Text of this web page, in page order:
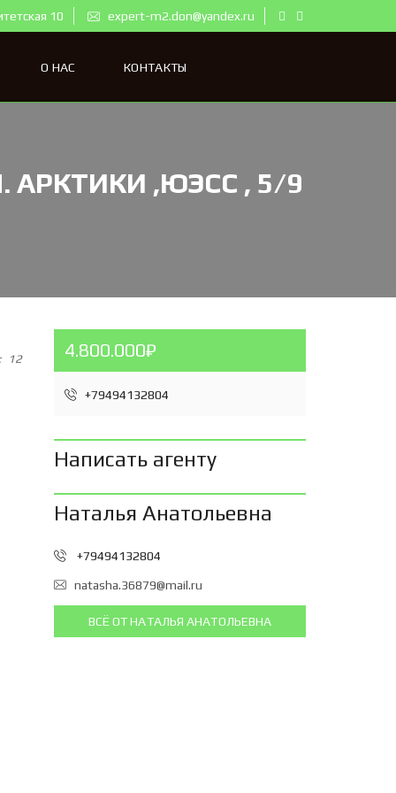
10 expert-m2.don@yandex.ru
О НАС КОНТАКТЫ
АРКТИКИ ,ЮЭСС , 5/9
12 4.800.000₽
+79494132804
Написать агенту
Наталья Анатольевна
+79494132804
natasha.36879@mail.ru
ВСЁ ОТ НАТАЛЬЯ АНАТОЛЬЕВНА